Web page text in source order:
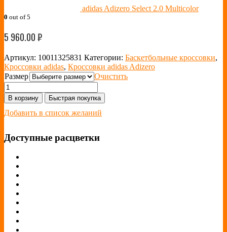
adidas Adizero Select 2.0 Multicolor
0 out of 5
5 960.00₽
Артикул: 10011325831 Категории: Баскетбольные кроссовки,
Кроссовки adidas, Кроссовки adidas Adizero
Размер
Очистить
В корзину Быстрая покупка
Добавить в список желаний
Доступные расцветки